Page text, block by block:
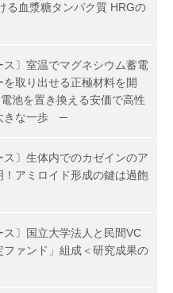
る血漿糖タンパク質 HRGの
ス〕室温でマグネシウム蓄電
取り出せる正極材料を開
を置き換える安価で高性
きな一歩 ─
ス〕生体内でのカゼインのア
！アミロイド形成の鍵は過飽
ス〕国立大学法人と民間VC
ァンド」組成＜研究成果の